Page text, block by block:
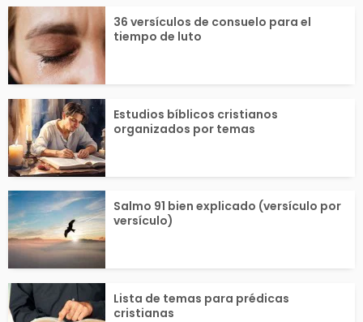
de Dios. P
nes lo rodean
36 versículos de consuelo para el
tiempo de luto
Estudios bíblicos cristianos
organizados por temas
Salmo 91 bien explicado (versículo por
versículo)
Lista de temas para prédicas
cristianas